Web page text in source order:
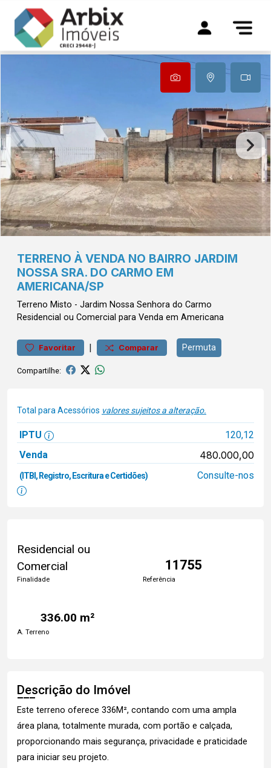
TERRENO À VENDA NO BAIRRO JARDIM
NOSSA SRA. DO CARMO EM
AMERICANA/SP
Terreno Misto - Jardim Nossa Senhora do Carmo
Residencial ou Comercial para Venda em Americana
Favoritar | Comparar Permuta
Compartilhe:
Total para Acessórios valores sujeitos a alteração.
IPTU
120,12
Venda
480.000,00
(ITBI, Registro, Escritura e Certidões) Consulte-nos
Residencial ou
Comercial
Finalidade
11755
Referência
336.00 m²
A. Terreno
Descrição do Imóvel
Este terreno oferece 336M², contando com uma ampla
área plana, totalmente murada, com portão e calçada,
proporcionando mais segurança, privacidade e praticidade
para iniciar seu projeto.